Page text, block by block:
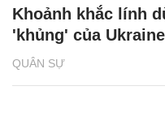
QUÂN SỰ
Khoảnh khắc lính
'khủng' của Ukraine